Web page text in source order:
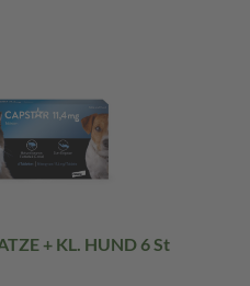
+ KL. HUND 6 St